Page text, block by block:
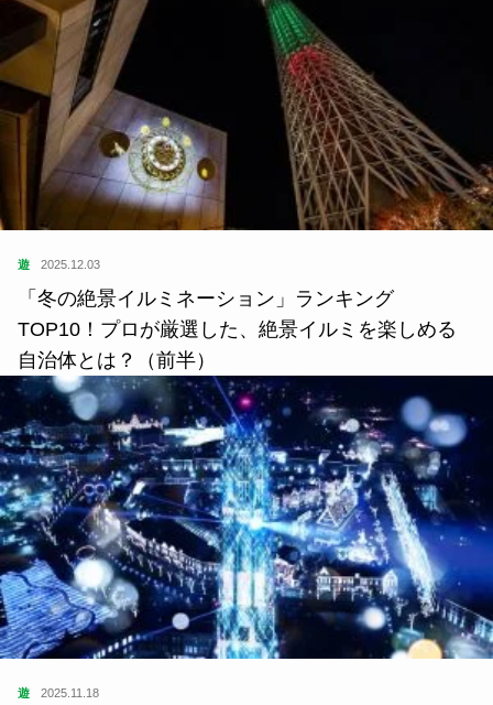
遊 2025.12.03
「冬の絶景イルミネーション」ランキング
TOP10！プロが厳選した、絶景イルミを楽しめる
自治体とは？（前半）
遊 2025.11.18